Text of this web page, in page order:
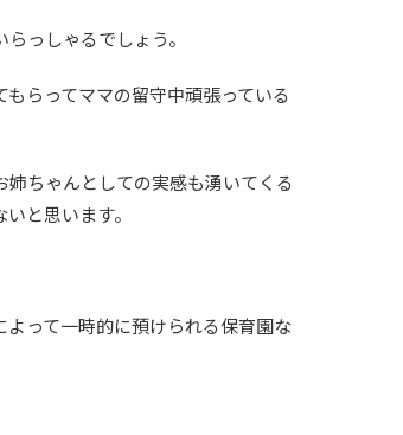
っしゃるでしょう。
らってママの留守中頑張っている
ちゃんとしての実感も湧いてくる
と思います。
って一時的に預けられる保育園な